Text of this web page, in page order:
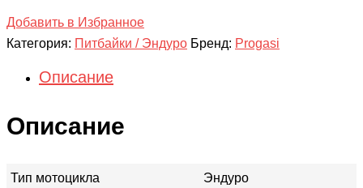
Добавить в Избранное
Категория: Питбайки / Эндуро Бренд: Progasi
Описание
Описание
Тип мотоцикла Эндуро